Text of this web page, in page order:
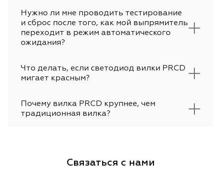
Нужно ли мне проводить тестирование
и сброс после того, как мой выпрямитель
переходит в режим автоматического
ожидания?
Что делать, если светодиод вилки PRCD
мигает красным?
Почему вилка PRCD крупнее, чем
традиционная вилка?
Связаться с нами